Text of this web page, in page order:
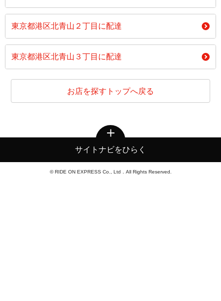
東京都港区北青山２丁目に配達
東京都港区北青山３丁目に配達
お店を探すトップへ戻る
サイトナビをひらく
© RIDE ON EXPRESS Co., Ltd．All Rights Reserved.